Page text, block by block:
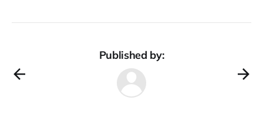
Published by: